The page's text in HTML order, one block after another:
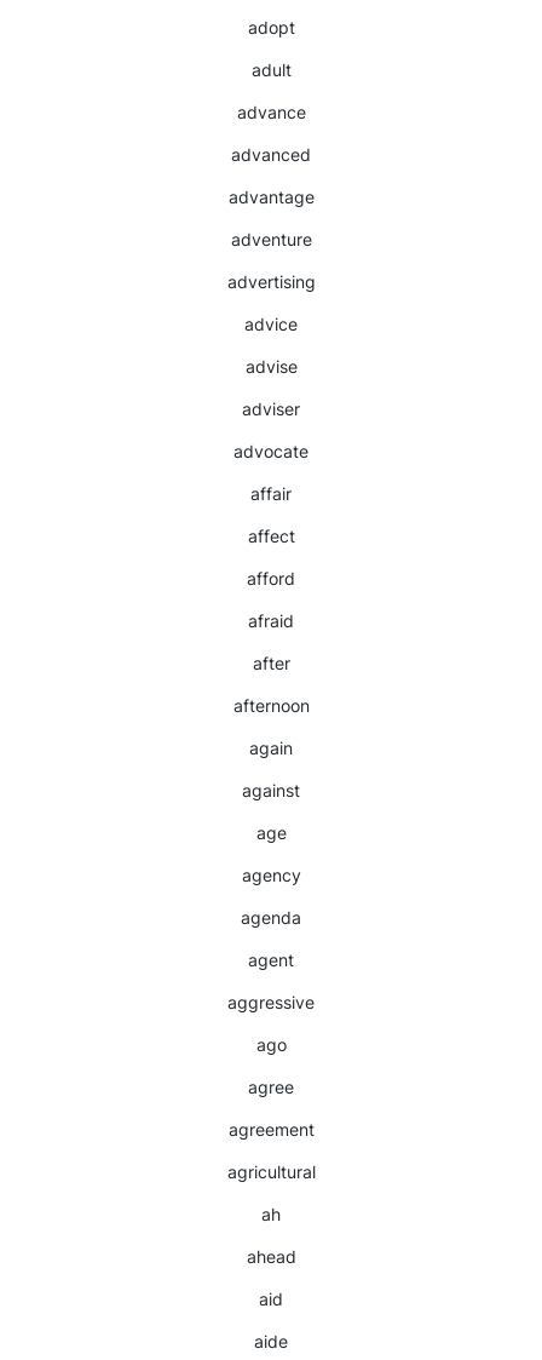
adopt
adult
advance
advanced
advantage
adventure
advertising
advice
advise
adviser
advocate
affair
affect
afford
afraid
after
afternoon
again
against
age
agency
agenda
agent
aggressive
ago
agree
agreement
agricultural
ah
ahead
aid
aide